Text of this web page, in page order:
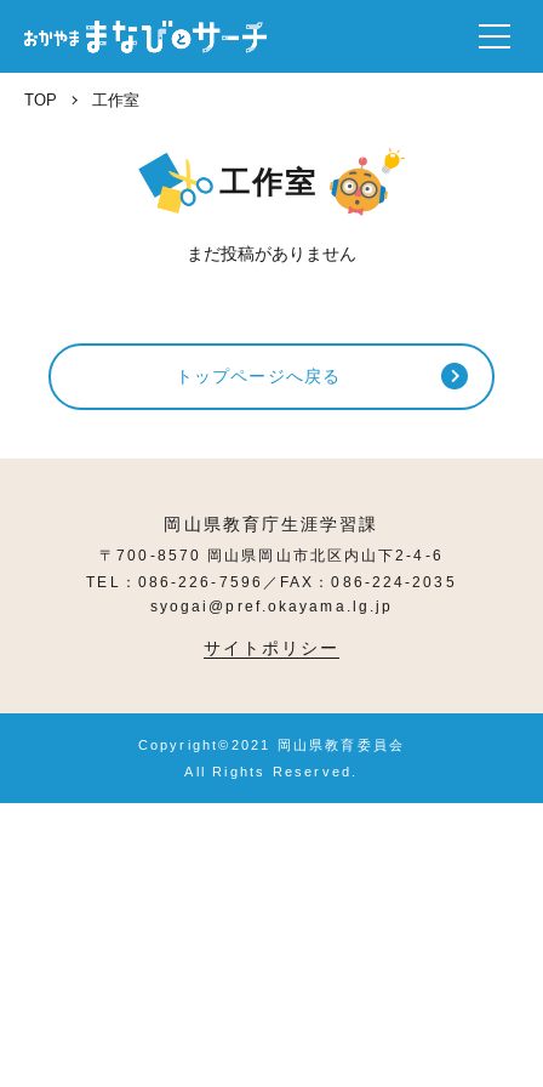
TOP 工作室
工作室
まだ投稿がありません
トップページへ戻る
岡山県教育庁生涯学習課
〒700-8570 岡山県岡山市北区内山下2-4-6
TEL：086-226-7596／FAX：086-224-2035
syogai@pref.okayama.lg.jp
サイトポリシー
Copyright©2021 岡山県教育委員会
All Rights Reserved.